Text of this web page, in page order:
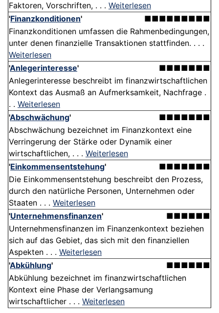
Faktoren, Vorschriften, . . . Weiterlesen
'Finanzkonditionen'
■■■■■■■■■
Finanzkonditionen umfassen die Rahmenbedingungen,
unter denen finanzielle Transaktionen stattfinden. . . .
Weiterlesen
'Anlegerinteresse'
■■■■■■■
Anlegerinteresse beschreibt im finanzwirtschaftlichen
Kontext das Ausmaß an Aufmerksamkeit, Nachfrage .
. . Weiterlesen
'Abschwächung'
■■■■■■■
Abschwächung bezeichnet im Finanzkontext eine
Verringerung der Stärke oder Dynamik einer
wirtschaftlichen, . . . Weiterlesen
'Einkommensentstehung'
■■■■■■■
Die Einkommensentstehung beschreibt den Prozess,
durch den natürliche Personen, Unternehmen oder
Staaten . . . Weiterlesen
'Unternehmensfinanzen'
■■■■■■
Unternehmensfinanzen im Finanzenkontext beziehen
sich auf das Gebiet, das sich mit den finanziellen
Aspekten . . . Weiterlesen
'Abkühlung'
■■■■■■
Abkühlung bezeichnet im finanzwirtschaftlichen
Kontext eine Phase der Verlangsamung
wirtschaftlicher . . . Weiterlesen